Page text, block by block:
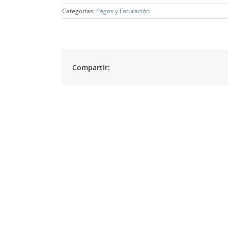
Categorías: Pagos y Faturación
Compartir: